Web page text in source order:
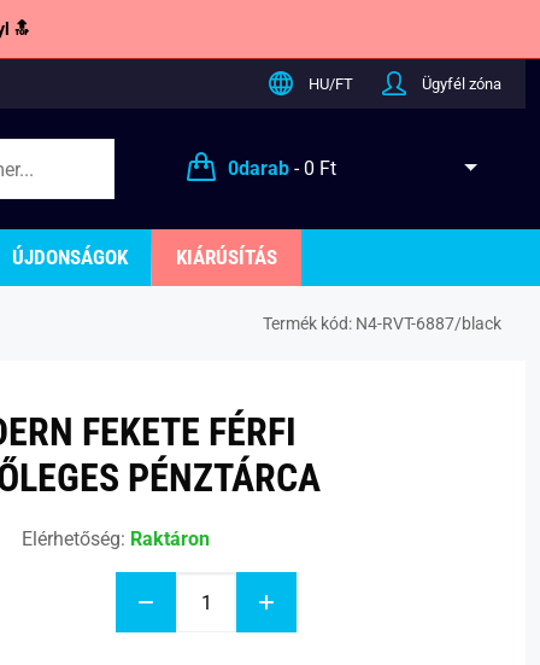
🔝
HU/FT Ügyfél zóna
0darab- 0 Ft
ÚJDONSÁGOK KIÁRÚSÍTÁS
Termék kód: N4-RVT-6887/black
FEKETE FÉRFI
PÉNZTÁRCA
Elérhetőség: Raktáron